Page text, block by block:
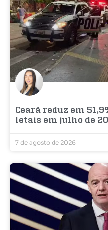
Ceará reduz em
letais em julho de
7 de agosto de 2026